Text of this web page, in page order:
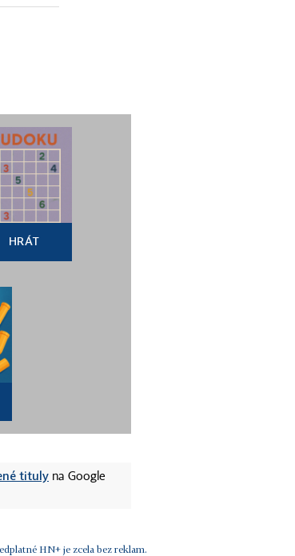
HRÁT
tituly na Google
HN+ je zcela bez reklam.